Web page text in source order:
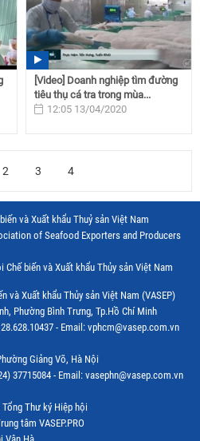
[Video] Doanh nghiệp tìm đường
tiêu thụ cá tra trong mùa...
12:05 13/04/2020
2 3 4
và Xuất khẩu Thuỷ sản Việt Nam
of Seafood Exporters and Producers
biến và Xuất khẩu Thủy sản Việt Nam
và Xuất khẩu Thủy sản Việt Nam (VASEP)
Phường Bình Trưng, Tp.Hồ Chí Minh
- Email: vphcm@vasep.com.vn
Giảng Võ, Hà Nội
37715084 - Email: vasephn@vasep.com.vn
Thư ký Hiệp hội
tâm VASEP.PRO